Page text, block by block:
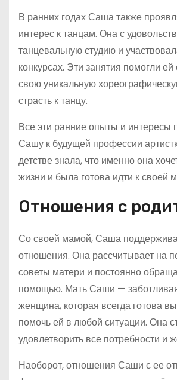
В ранних годах Саша также
интерес к танцам. Она с
танцевальную студию и
конкурсах. Эти занятия помогли
свою уникальную
страсть к танцу.
Все эти ранние опыты и интересы
Сашу к будущей профессии
детстве знала, что именно она
жизни и была готова идти к своей
Отношения с
Со своей мамой, Саша
отношения. Она рассчитывает на
советы матери и постоянно
помощью. Мать Саши —
женщина, которая всегда готова
помочь ей в любой ситуации. Она
удовлетворить все потребности и
Наоборот, отношения Саши с ее